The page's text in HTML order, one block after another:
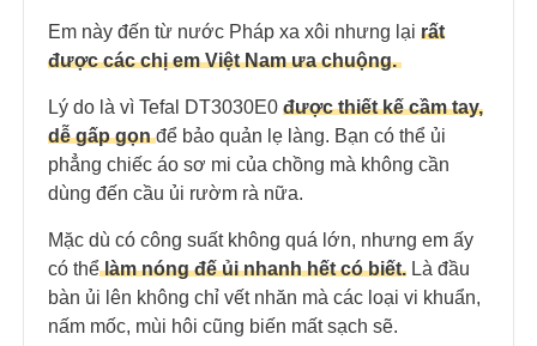
Em này đến từ nước Pháp xa xôi nhưng lại rất
được các chị em Việt Nam ưa chuộng.
Lý do là vì Tefal DT3030E0 được thiết kế cầm tay,
dễ gấp gọn để bảo quản lẹ làng. Bạn có thể ủi
phẳng chiếc áo sơ mi của chồng mà không cần
dùng đến cầu ủi rườm rà nữa.
Mặc dù có công suất không quá lớn, nhưng em ấy
có thểlàm nóng đế ủi nhanh hết có biết. Là đầu
bàn ủi lên không chỉ vết nhăn mà các loại vi khuẩn,
nấm mốc, mùi hôi cũng biến mất sạch sẽ.